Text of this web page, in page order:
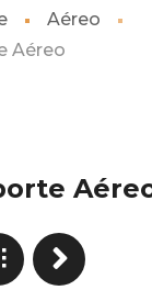
Aéreo
Aéreo